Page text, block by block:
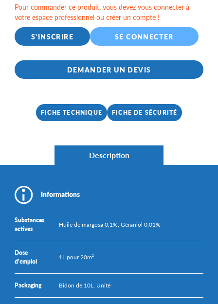
Pour commander ce produit, vous devez vous connecter à
votre espace professionnel ou créer un compte !
S'INSCRIRE
SE CONNECTER
DEMANDER UN DEVIS
FICHE TECHNIQUE FICHE DE SÉCURITÉ
Description
Informations
Substances
actives
Huile de margosa 0,1%, Géraniol 0,01%
Dose
d'emploi
1L pour 20m²
Packaging Bidon de 10L, Unité